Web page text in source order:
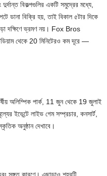
বিকল্পগুলির একটি সমুদ্রের মধ্যে,
ডানা বিক্রি হয়, তাই বিকাল ৫টার দিকে
দক্ষিণে ভ্রমণ নয়। Fox Bros
থেকে 20 মিনিটেরও কম দূরে —
অলিম্পিক পার্ক, 11 জুন থেকে 19 জুলাই
ইভেন্টে লাইভ গেম সম্প্রচার, কনসার্ট,
অনুষ্ঠান দেখাবে।